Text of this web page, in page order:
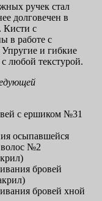
ручек стал
долговечен в
Кисти с
в работе с
и гибкие
любой текстурой.
с ершиком №31
осыпавшейся
№2
бровей
бровей хной